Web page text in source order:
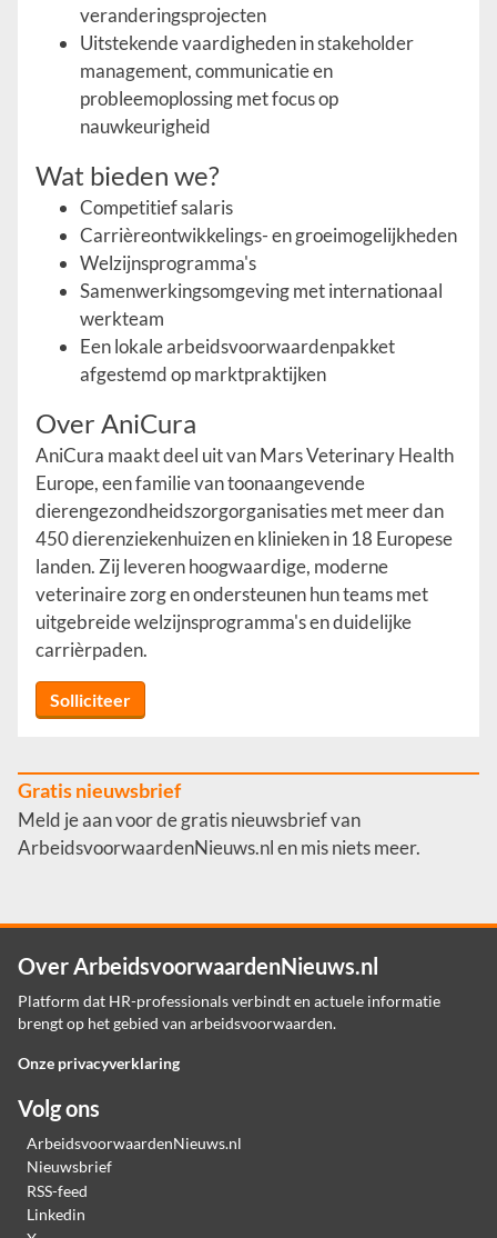
veranderingsprojecten
Uitstekende vaardigheden in stakeholder
management, communicatie en
probleemoplossing met focus op
nauwkeurigheid
Wat bieden we?
Competitief salaris
Carrièreontwikkelings- en groeimogelijkheden
Welzijnsprogramma's
Samenwerkingsomgeving met internationaal
werkteam
Een lokale arbeidsvoorwaardenpakket
afgestemd op marktpraktijken
Over AniCura
AniCura maakt deel uit van Mars Veterinary Health
Europe, een familie van toonaangevende
dierengezondheidszorgorganisaties met meer dan
450 dierenziekenhuizen en klinieken in 18 Europese
landen. Zij leveren hoogwaardige, moderne
veterinaire zorg en ondersteunen hun teams met
uitgebreide welzijnsprogramma's en duidelijke
carrièrpaden.
Solliciteer
Gratis nieuwsbrief
Meld je aan voor de gratis nieuwsbrief van
ArbeidsvoorwaardenNieuws.nl en mis niets meer.
Over ArbeidsvoorwaardenNieuws.nl
Platform dat HR-professionals verbindt en actuele informatie
brengt op het gebied van arbeidsvoorwaarden.
Onze privacyverklaring
Volg ons
ArbeidsvoorwaardenNieuws.nl
Nieuwsbrief
RSS-feed
Linkedin